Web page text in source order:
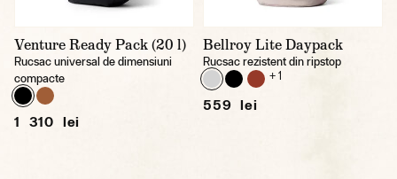
Venture Ready Pack (20 l)
Rucsac universal de dimensiuni
compacte
1 310 lei
Bellroy Lite Daypack
Rucsac rezistent din ripstop
+ 1
559 lei